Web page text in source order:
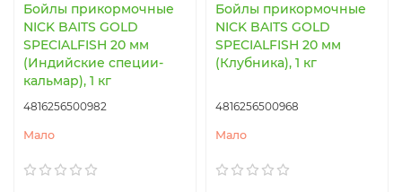
Бойлы прикормочные
NICK BAITS GOLD
SPECIALFISH 20 мм
(Индийские специи-
кальмар), 1 кг
4816256500982
Мало
Бойлы прикормочные
NICK BAITS GOLD
SPECIALFISH 20 мм
(Клубника), 1 кг
4816256500968
Мало